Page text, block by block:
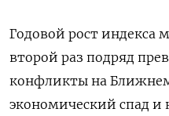
Годовой рост
второй раз подряд
конфликты на
экономический спад и